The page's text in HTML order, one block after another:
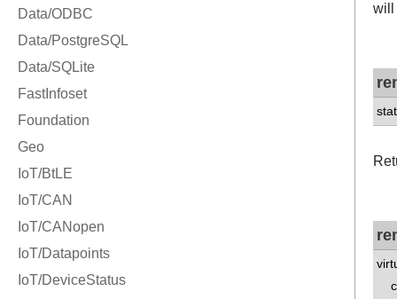
will